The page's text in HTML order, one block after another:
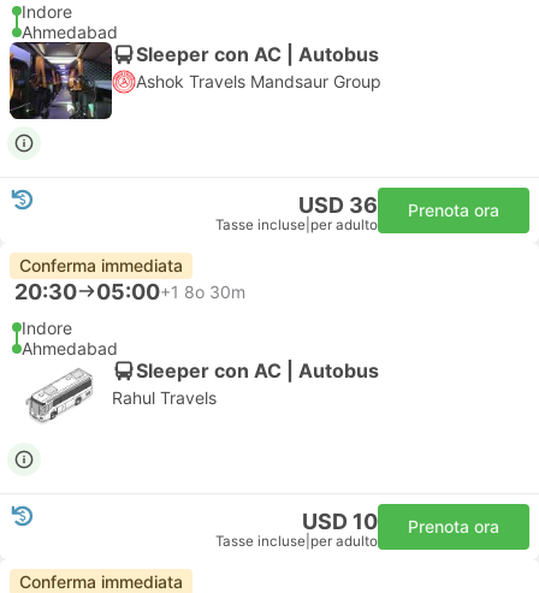
Indore
Ahmedabad
Sleeper con AC | Autobus
Ashok Travels Mandsaur Group
USD 36
Tasse incluse per adulto
Prenota ora
Conferma immediata
20:30 05:00+1 8o 30m
Indore
Ahmedabad
Sleeper con AC | Autobus
Rahul Travels
USD 10
Tasse incluse per adulto
Prenota ora
Conferma immediata